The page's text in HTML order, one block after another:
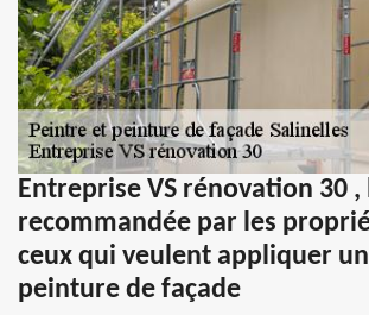
Entreprise VS rénovation 30 ,
recommandée par les
ceux qui veulent appliquer
peinture de façade